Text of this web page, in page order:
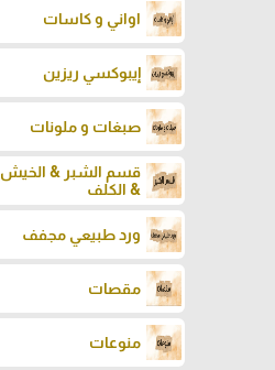
اواني و كاسات
إيبوكسي ريزين
صبغات و ملونات
قسم الشبر & الخيش
& الكلف
ورد طبيعي مجفف
مقصات
منوعات